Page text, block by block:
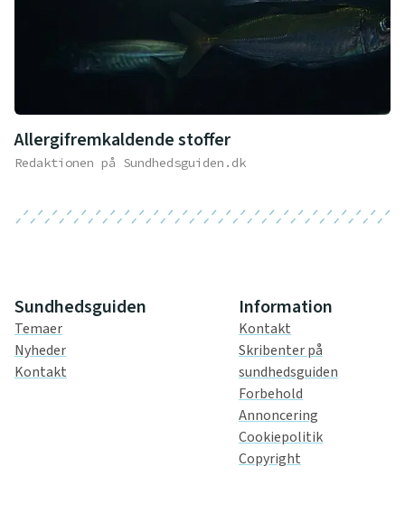
Allergifremkaldende stoffer
Redaktionen på Sundhedsguiden.dk
Sundhedsguiden
Temaer
Nyheder
Kontakt
Information
Kontakt
Skribenter på
sundhedsguiden
Forbehold
Annoncering
Cookiepolitik
Copyright